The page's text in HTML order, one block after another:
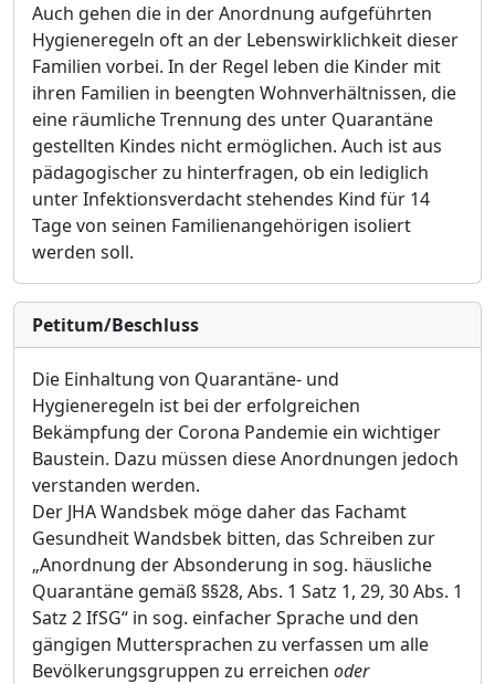
Auch gehen die in der Anordnung aufgeführten
Hygieneregeln oft an der Lebenswirklichkeit dieser
Familien vorbei. In der Regel leben die Kinder mit
ihren Familien in beengten Wohnverhältnissen, die
eine räumliche Trennung des unter Quarantäne
gestellten Kindes nicht ermöglichen. Auch ist aus
pädagogischer zu hinterfragen, ob ein lediglich
unter Infektionsverdacht stehendes Kind für 14
Tage von seinen Familienangehörigen isoliert
werden soll.
Petitum/Beschluss
Die Einhaltung von Quarantäne- und
Hygieneregeln ist bei der erfolgreichen
Bekämpfung der Corona Pandemie ein wichtiger
Baustein. Dazu müssen diese Anordnungen jedoch
verstanden werden.
Der JHA Wandsbek möge daher das Fachamt
Gesundheit Wandsbek bitten, das Schreiben zur
„Anordnung der Absonderung in sog. häusliche
Quarantäne gemäß §§28, Abs. 1 Satz 1, 29, 30 Abs. 1
Satz 2 IfSG“ in sog. einfacher Sprache und den
gängigen Muttersprachen zu verfassen um alle
Bevölkerungsgruppen zu erreichen oder